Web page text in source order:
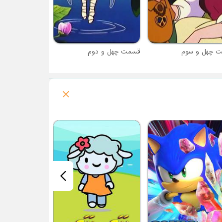
چهل و سوم قسمت چهل و دوم